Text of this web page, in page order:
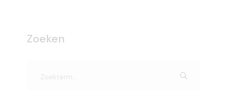
Zoeken